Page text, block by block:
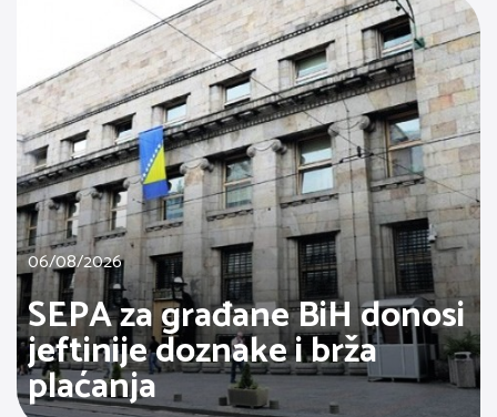
06/08/2026
SEPA za građane BiH donosi
jeftinije doznake i brža
plaćanja